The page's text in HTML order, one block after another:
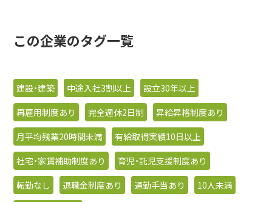
この企業のタグ一覧
建設・建築 中途入社3割以上
設立30年以上
再雇用制度あり
完全週休2日制
昇給昇格制度あり
月平均残業20時間未満
有給取得実績10日以上
社宅・家賃補助制度あり
育児・託児支援制度あり
転勤なし
退職金制度あり 通勤手当あり
10人未満